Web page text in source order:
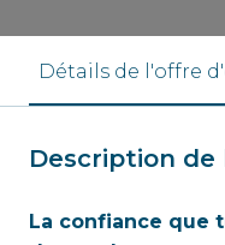
Détails de l'offre
Description
La confiance que